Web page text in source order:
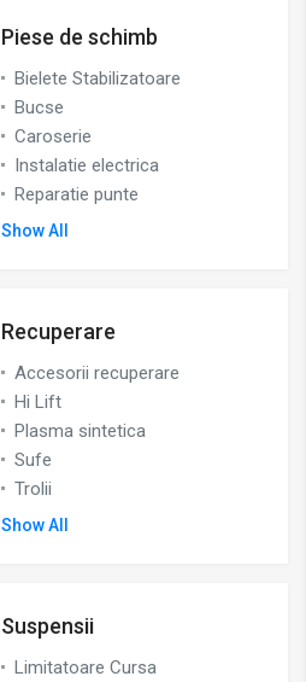
Piese de schimb
Bielete Stabilizatoare
Bucse
Caroserie
Instalatie electrica
Reparatie punte
Show All
Recuperare
Accesorii recuperare
Hi Lift
Plasma sintetica
Sufe
Trolii
Show All
Suspensii
Limitatoare Cursa